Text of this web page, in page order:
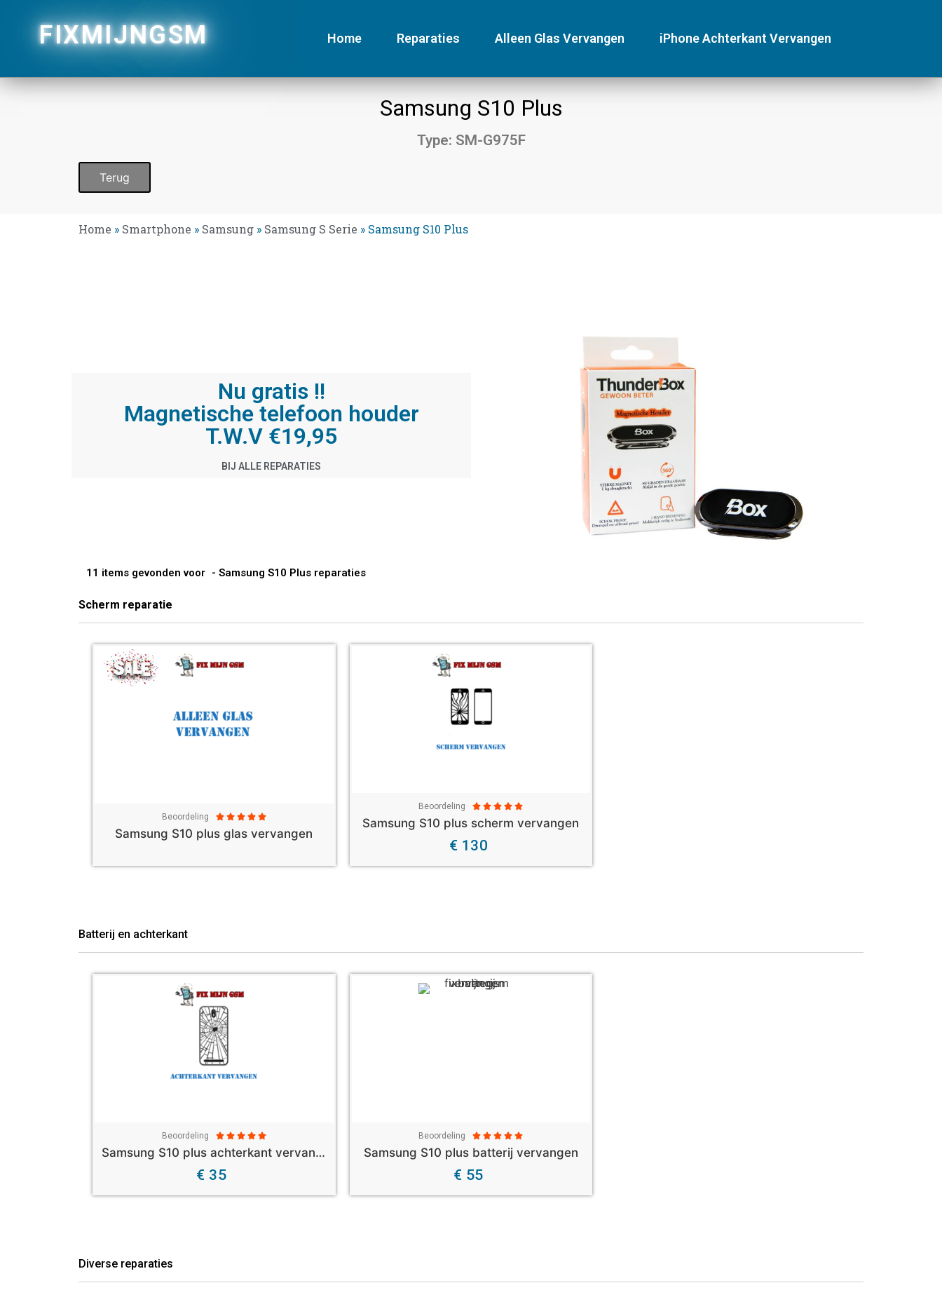
FIXMIJNGSM Home Reparaties Alleen Glas Vervangen iPhone Achterkant Vervangen
Samsung S10 Plus
Type: SM-G975F
Terug
Home » Smartphone » Samsung » Samsung S Serie » Samsung S10 Plus
Nu gratis !!
Magnetische telefoon houder
T.W.V €19,95
BIJ ALLE REPARATIES
11 items gevonden voor - Samsung S10 Plus reparaties
Scherm reparatie
Beoordeling     
Samsung S10 plus glas vervangen
Beoordeling     
Samsung S10 plus scherm vervangen
€ 130
Batterij en achterkant
Beoordeling     
Samsung S10 plus achterkant vervangen
€ 35
Beoordeling     
Samsung S10 plus batterij vervangen
€ 55
Diverse reparaties